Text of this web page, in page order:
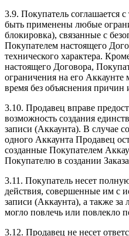
3.9. Покупатель соглашается
быть применены любые
блокировка), связанные с
Покупателем настоящего
технического характера.
настоящего Договора,
ограничения на его
время без объяснения причин
3.10. Продавец вправе
возможность создания
записи (Аккаунта). В случае
одного Аккаунта Продавец
созданные Покупателем
Покупателю в создании
3.11. Покупатель несет
действия, совершенные им с
записи (Аккаунта), а также
могло повлечь или повлекло
3.12. Продавец не несет